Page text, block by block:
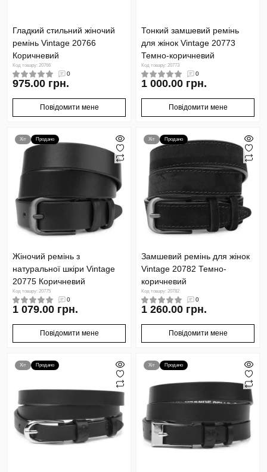
Гладкий стильний жіночий
ремінь Vintage 20766
Коричневий
Код товару: 20766
0
975.00 грн.
Повідомити мене
Тонкий замшевий ремінь
для жінок Vintage 20773
Темно-коричневий
Код товару: 20773
0
1 000.00 грн.
Повідомити мене
Хіт Продано
Жіночий ремінь з
натуральної шкіри Vintage
20775 Коричневий
Код товару: 20775
0
1 079.00 грн.
Повідомити мене
Хіт Продано
Замшевий ремінь для жінок
Vintage 20782 Темно-
коричневий
Код товару: 20782
0
1 260.00 грн.
Повідомити мене
Хіт Продано Хіт Продано